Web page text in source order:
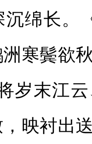
绵长。
寒鬓欲
岁末江
映衬出